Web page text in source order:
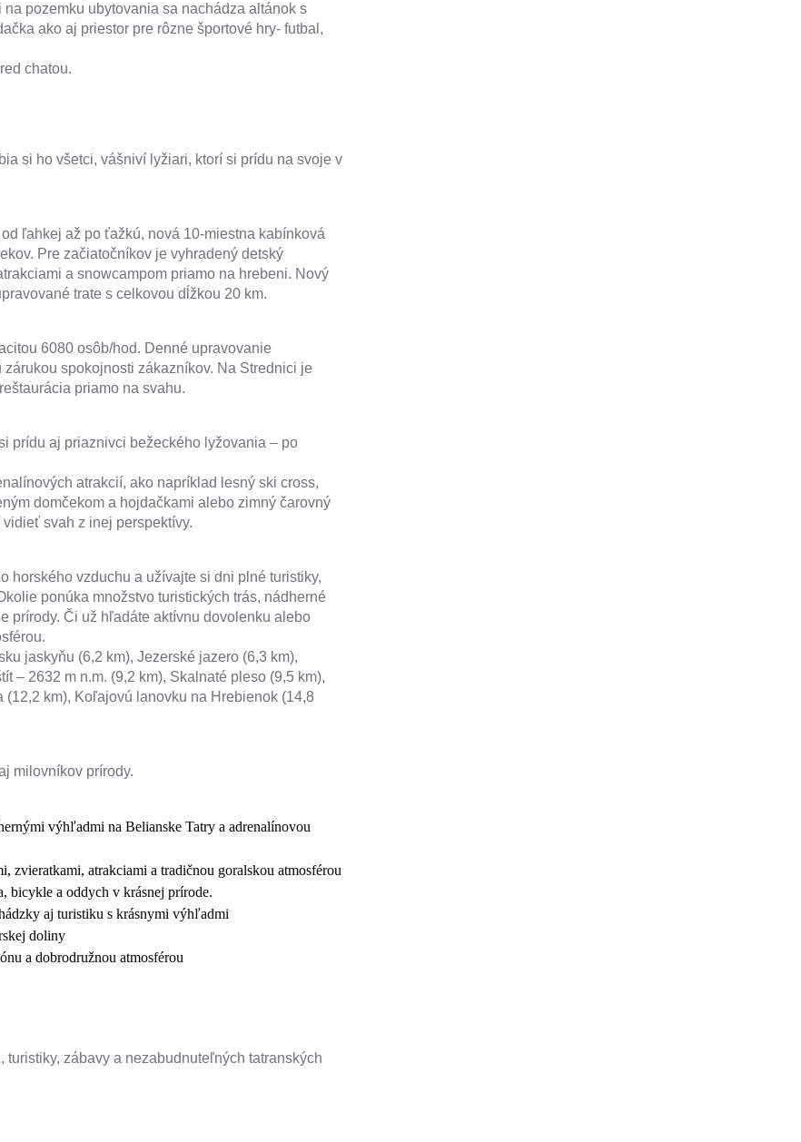
pozemku ubytovania sa nachádza altánok s
ako aj priestor pre rôzne športové hry- futbal,
chatou.
si ho všetci, vášniví lyžiari, ktorí si prídu na svoje v
ľahkej až po ťažkú, nová 10-miestna kabínková
Pre začiatočníkov je vyhradený detský
a snowcampom priamo na hrebeni. Nový
trate s celkovou dĺžkou 20 km.
6080 osôb/hod. Denné upravovanie
spokojnosti zákazníkov. Na Strednici je
priamo na svahu.
prídu aj priaznivci bežeckého lyžovania – po
atrakcií, ako napríklad lesný ski cross,
domčekom a hojdačkami alebo zimný čarovný
svah z inej perspektívy.
horského vzduchu a užívajte si dni plné turistiky,
ponúka množstvo turistických trás, nádherné
prírody. Či už hľadáte aktívnu dovolenku alebo
jaskyňu (6,2 km), Jezerské jazero (6,3 km),
– 2632 m n.m. (9,2 km), Skalnaté pleso (9,5 km),
km), Koľajovú lanovku na Hrebienok (14,8
milovníkov prírody.
výhľadmi na Belianske Tatry a adrenalínovou
zvieratkami, atrakciami a tradičnou goralskou atmosférou
bicykle a oddych v krásnej prírode.
aj turistiku s krásnymi výhľadmi
doliny
a dobrodružnou atmosférou
zábavy a nezabudnuteľných tatranských